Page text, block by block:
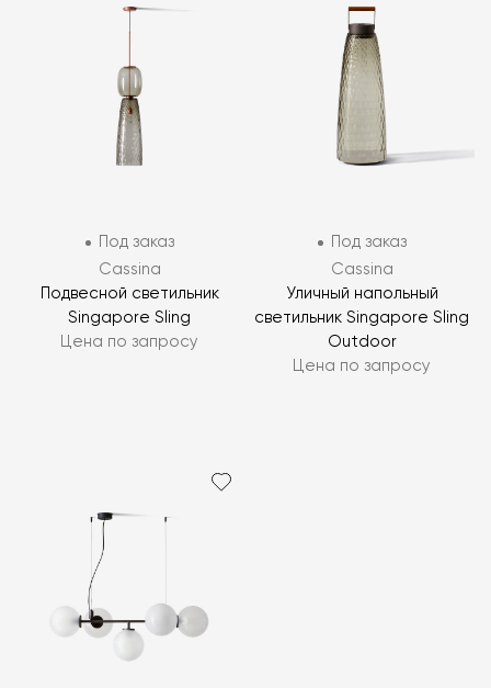
Под заказ
Cassina
Подвесной светильник
Singapore Sling
Цена по запросу
Под заказ
Cassina
Уличный напольный
светильник Singapore Sling
Outdoor
Цена по запросу